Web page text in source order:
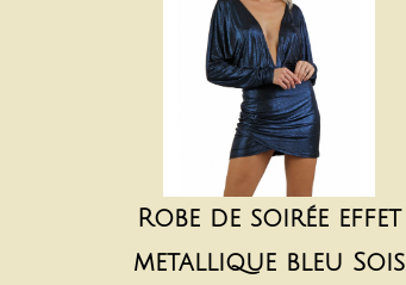
Robe de soirée effet
metallique bleu Sois